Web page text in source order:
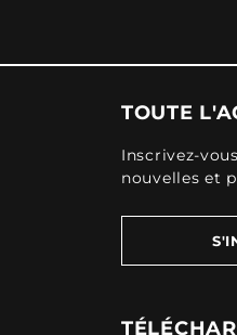
TOUTE
Inscrivez-
nouvelles et